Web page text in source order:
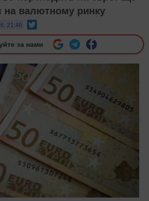
на валютному ринку
21:46
за нами